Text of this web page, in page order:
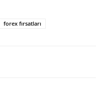
forex fırsatları